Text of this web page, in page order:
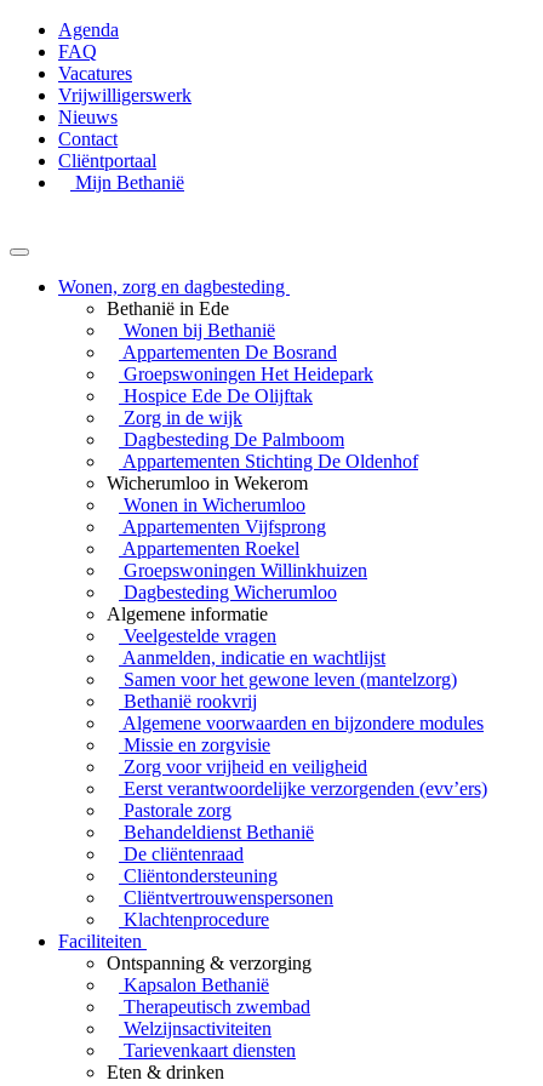
Agenda
FAQ
Vacatures
Vrijwilligerswerk
Nieuws
Contact
Cliëntportaal
Mijn Bethanië
Wonen, zorg en dagbesteding
Bethanië in Ede
Wonen bij Bethanië
Appartementen De Bosrand
Groepswoningen Het Heidepark
Hospice Ede De Olijftak
Zorg in de wijk
Dagbesteding De Palmboom
Appartementen Stichting De Oldenhof
Wicherumloo in Wekerom
Wonen in Wicherumloo
Appartementen Vijfsprong
Appartementen Roekel
Groepswoningen Willinkhuizen
Dagbesteding Wicherumloo
Algemene informatie
Veelgestelde vragen
Aanmelden, indicatie en wachtlijst
Samen voor het gewone leven (mantelzorg)
Bethanië rookvrij
Algemene voorwaarden en bijzondere modules
Missie en zorgvisie
Zorg voor vrijheid en veiligheid
Eerst verantwoordelijke verzorgenden (evv’ers)
Pastorale zorg
Behandeldienst Bethanië
De cliëntenraad
Cliëntondersteuning
Cliëntvertrouwenspersonen
Klachtenprocedure
Faciliteiten
Ontspanning & verzorging
Kapsalon Bethanië
Therapeutisch zwembad
Welzijnsactiviteiten
Tarievenkaart diensten
Eten & drinken